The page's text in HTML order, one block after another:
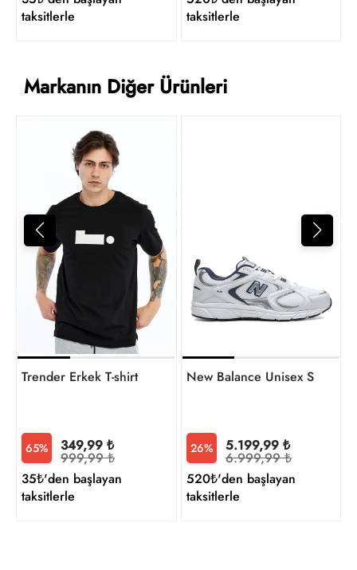
taksitlerle
taksitlerle
Markanın Diğer Ürünleri
Trender Erkek T-shirt
65% 349,99 ₺
999,99 ₺
35₺'den başlayan
taksitlerle
New Balance Unisex Sneaker
26% 5.199,99 ₺
6.999,99 ₺
520₺'den başlayan
taksitlerle